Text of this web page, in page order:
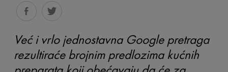
Već i vrlo jednostavna Google pretraga
rezultiraće brojnim predlozima kućnih